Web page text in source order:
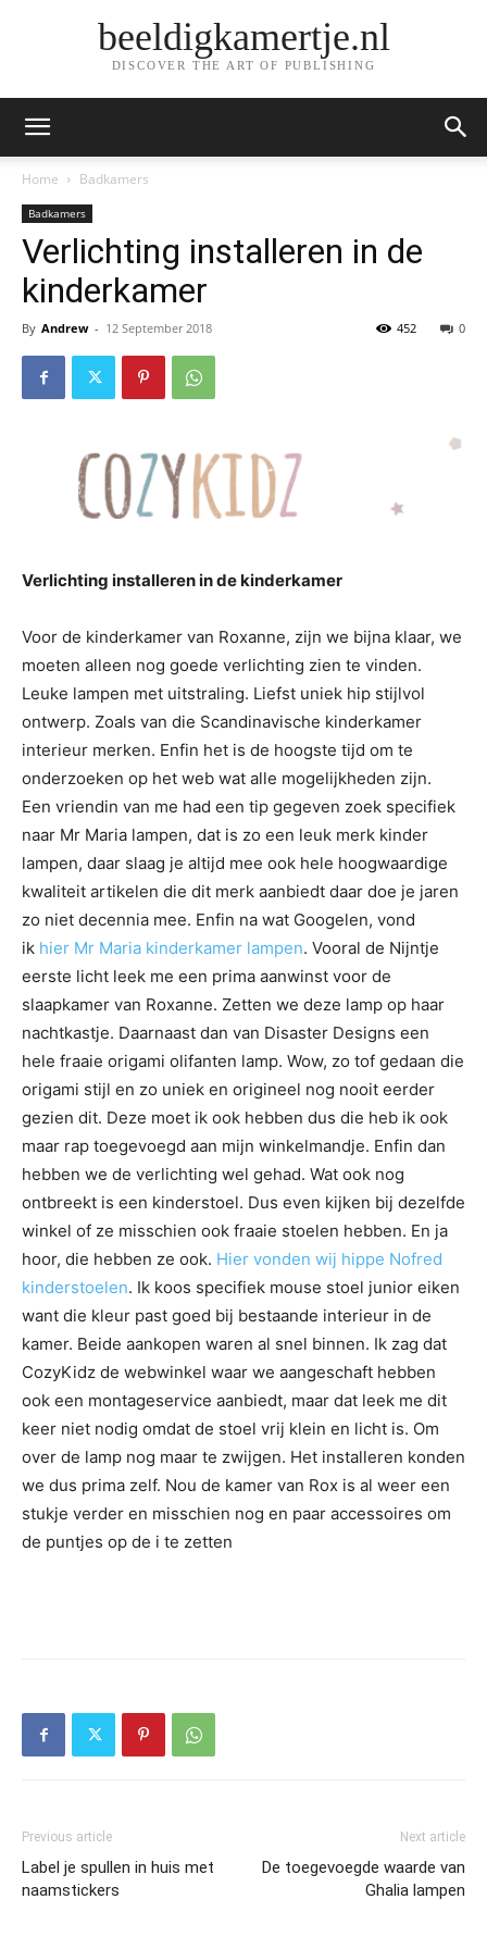
beeldigkamertje.nl
DISCOVER THE ART OF PUBLISHING
Home Badkamers
Badkamers
Verlichting installeren in de
kinderkamer
By Andrew - 12 September 2018 0
452
Verlichting installeren in de kinderkamer
Voor de kinderkamer van Roxanne, zijn we bijna klaar, we
moeten alleen nog goede verlichting zien te vinden.
Leuke lampen met uitstraling. Liefst uniek hip stijlvol
ontwerp. Zoals van die Scandinavische kinderkamer
interieur merken. Enfin het is de hoogste tijd om te
onderzoeken op het web wat alle mogelijkheden zijn.
Een vriendin van me had een tip gegeven zoek specifiek
naar Mr Maria lampen, dat is zo een leuk merk kinder
lampen, daar slaag je altijd mee ook hele hoogwaardige
kwaliteit artikelen die dit merk aanbiedt daar doe je jaren
zo niet decennia mee. Enfin na wat Googelen, vond
ik hier Mr Maria kinderkamer lampen. Vooral de Nijntje
eerste licht leek me een prima aanwinst voor de
slaapkamer van Roxanne. Zetten we deze lamp op haar
nachtkastje. Daarnaast dan van Disaster Designs een
hele fraaie origami olifanten lamp. Wow, zo tof gedaan die
origami stijl en zo uniek en origineel nog nooit eerder
gezien dit. Deze moet ik ook hebben dus die heb ik ook
maar rap toegevoegd aan mijn winkelmandje. Enfin dan
hebben we de verlichting wel gehad. Wat ook nog
ontbreekt is een kinderstoel. Dus even kijken bij dezelfde
winkel of ze misschien ook fraaie stoelen hebben. En ja
hoor, die hebben ze ook. Hier vonden wij hippe Nofred
kinderstoelen. Ik koos specifiek mouse stoel junior eiken
want die kleur past goed bij bestaande interieur in de
kamer. Beide aankopen waren al snel binnen. Ik zag dat
CozyKidz de webwinkel waar we aangeschaft hebben
ook een montageservice aanbiedt, maar dat leek me dit
keer niet nodig omdat de stoel vrij klein en licht is. Om
over de lamp nog maar te zwijgen. Het installeren konden
we dus prima zelf. Nou de kamer van Rox is al weer een
stukje verder en misschien nog en paar accessoires om
de puntjes op de i te zetten
Previous article
Label je spullen in huis met
naamstickers
Next article
De toegevoegde waarde van
Ghalia lampen